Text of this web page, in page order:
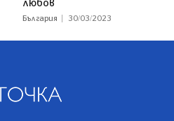
любов
България 30/03/2023